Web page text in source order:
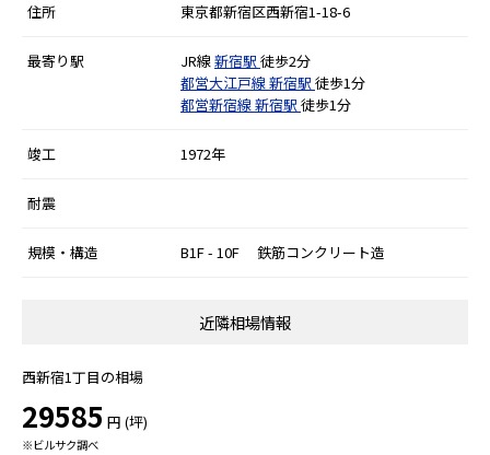
住所 東京都新宿区西新宿1-18-6
最寄り駅 JR線新宿駅 徒歩2分
都営大江戸線新宿駅 徒歩1分
都営新宿線新宿駅 徒歩1分
竣工 1972年
耐震
規模・構造 B1F - 10F 鉄筋コンクリート造
近隣相場情報
西新宿1丁目の相場
29585 円 (坪)
※ビルサク調べ